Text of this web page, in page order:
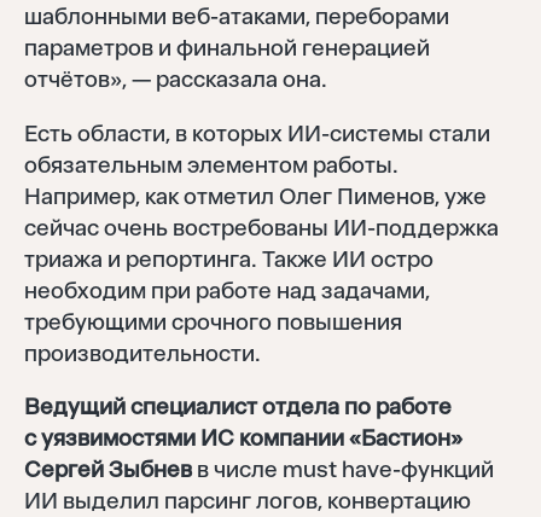
шаблонными веб-атаками, переборами
параметров и финальной генерацией
отчётов», — рассказала она.
Есть области, в которых ИИ-системы стали
обязательным элементом работы.
Например, как отметил Олег Пименов, уже
сейчас очень востребованы ИИ-поддержка
триажа и репортинга. Также ИИ остро
необходим при работе над задачами,
требующими срочного повышения
производительности.
Ведущий специалист отдела по работе
с уязвимостями ИС компании «Бастион»
Сергей Зыбневв числе must have-функций
ИИ выделил парсинг логов, конвертацию